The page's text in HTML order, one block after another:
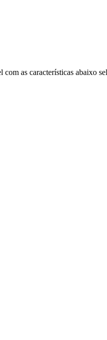
as características abaixo